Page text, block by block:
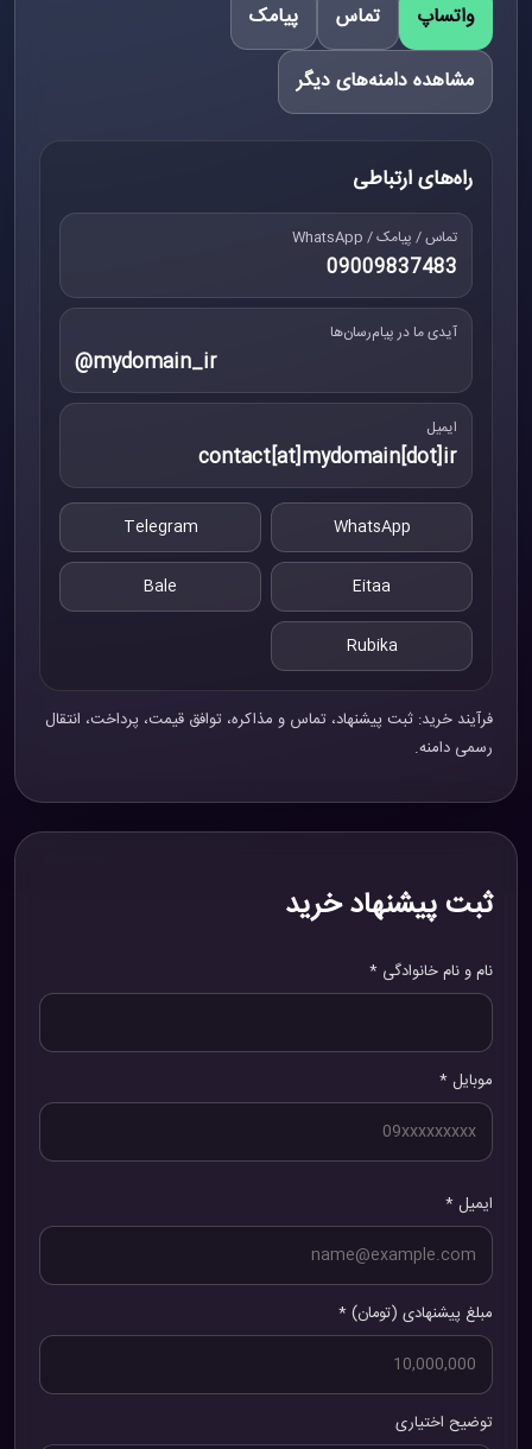
واتساپ تماس
پیامک
مشاهده دامنه‌های دیگر
راه‌های ارتباطی
تماس / پیامک / WhatsApp
09009837483
آیدی ما در پیام‌رسان‌ها
@mydomain_ir
ایمیل
contact[at]mydomain[dot]ir
WhatsApp
Telegram
Eitaa
Bale
Rubika
فرآیند خرید: ثبت پیشنهاد، تماس و مذاکره، توافق قیمت، پرداخت، انتقال
رسمی دامنه.
ثبت پیشنهاد خرید
نام و نام خانوادگی *
موبایل *
ایمیل *
مبلغ پیشنهادی (تومان) *
توضیح اختیاری